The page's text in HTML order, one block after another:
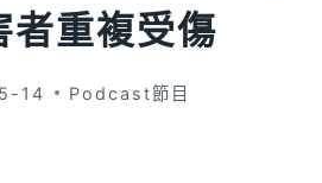
者重複受傷
14 Podcast節目